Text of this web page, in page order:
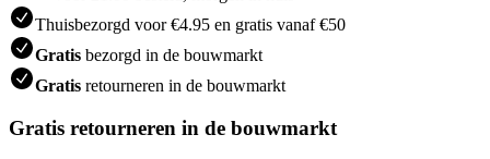
Thuisbezorgd voor €4.95 en gratis vanaf €50
Gratis bezorgd in de bouwmarkt
Gratis retourneren in de bouwmarkt
Gratis retourneren in de bouwmarkt